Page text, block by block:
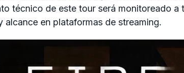
técnico de este tour será monitoreado
alcance en plataformas de streaming.